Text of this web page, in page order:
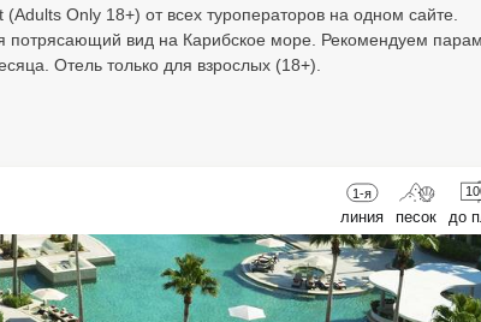
Only 18+) от всех туроператоров на одном сайте.
вид на Карибское море. Рекомендуем
Отель только для взрослых (18+).
1-я
линия песок до